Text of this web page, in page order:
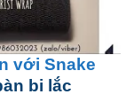
với Snake
bi lắc